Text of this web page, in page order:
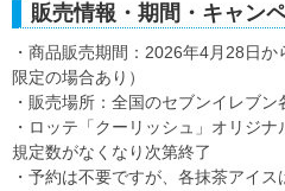
販売情報・期間・キャン
・商品販売期間：2026年4月28日
限定の場合あり）
・販売場所：全国のセブンイレブン
・ロッテ「クーリッシュ」オリジナ
規定数がなくなり次第終了
・予約は不要ですが、各抹茶アイ